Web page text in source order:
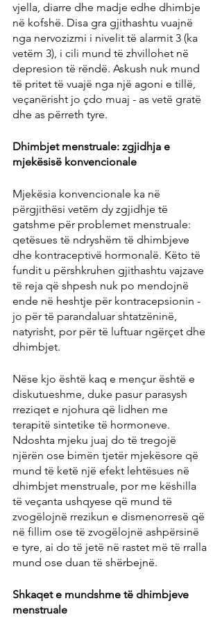
vjella, diarre dhe madje edhe dhimbje
në kofshë. Disa gra gjithashtu vuajnë
nga nervozizmi i nivelit të alarmit 3 (ka
vetëm 3), i cili mund të zhvillohet në
depresion të rëndë. Askush nuk mund
të pritet të vuajë nga një agoni e tillë,
veçanërisht jo çdo muaj - as vetë gratë
dhe as përreth tyre.
Dhimbjet menstruale: zgjidhja e
mjekësisë konvencionale
Mjekësia konvencionale ka në
përgjithësi vetëm dy zgjidhje të
gatshme për problemet menstruale:
qetësues të ndryshëm të dhimbjeve
dhe kontraceptivë hormonalë. Këto të
fundit u përshkruhen gjithashtu vajzave
të reja që shpesh nuk po mendojnë
ende në heshtje për kontracepsionin -
jo për të parandaluar shtatzëninë,
natyrisht, por për të luftuar ngërçet dhe
dhimbjet.
Nëse kjo është kaq e mençur është e
diskutueshme, duke pasur parasysh
rreziqet e njohura që lidhen me
terapitë sintetike të hormoneve.
Ndoshta mjeku juaj do të tregojë
njërën ose bimën tjetër mjekësore që
mund të ketë një efekt lehtësues në
dhimbjet menstruale, por me këshilla
të veçanta ushqyese që mund të
zvogëlojnë rrezikun e dismenorresë që
në fillim ose të zvogëlojnë ashpërsinë
e tyre, ai do të jetë në rastet më të rralla
mund ose duan të shërbejnë.
Shkaqet e mundshme të dhimbjeve
menstruale